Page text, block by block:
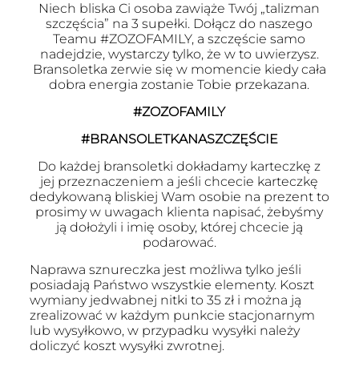
Niech bliska Ci osoba zawiąże Twój „talizman
szczęścia” na 3 supełki. Dołącz do naszego
Teamu #ZOZOFAMILY, a szczęście samo
nadejdzie, wystarczy tylko, że w to uwierzysz.
Bransoletka zerwie się w momencie kiedy cała
dobra energia zostanie Tobie przekazana.
#ZOZOFAMILY
#BRANSOLETKANASZCZĘŚCIE
Do każdej bransoletki dokładamy karteczkę z
jej przeznaczeniem a jeśli chcecie karteczkę
dedykowaną bliskiej Wam osobie na prezent to
prosimy w uwagach klienta napisać, żebyśmy
ją dołożyli i imię osoby, której chcecie ją
podarować.
Naprawa sznureczka jest możliwa tylko jeśli
posiadają Państwo wszystkie elementy. Koszt
wymiany jedwabnej nitki to 35 zł i można ją
zrealizować w każdym punkcie stacjonarnym
lub wysyłkowo, w przypadku wysyłki należy
doliczyć koszt wysyłki zwrotnej.